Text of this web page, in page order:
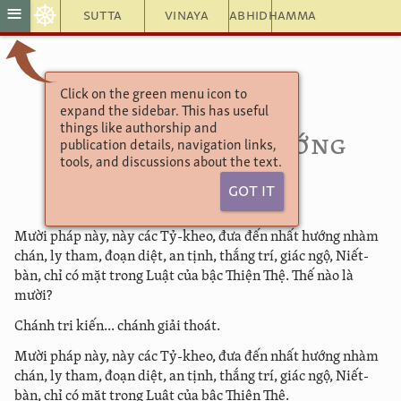
Sutta Vinaya Abhidhamma
≡ ☸
Click on the green menu icon to
expand the sidebar. This has useful
things like authorship and
publication details, navigation links,
tools, and discussions about the text.
Got It
Aṅguttara Nikāya
XIII. Phẩm Thanh Tịnh
(V) (127) Nhất Hướng
Nhàm Chán
Mười pháp này, này các Tỷ-kheo, đưa đến nhất hướng nhàm
chán, ly tham, đoạn diệt, an tịnh, thắng trí, giác ngộ, Niết-
bàn, chỉ có mặt trong Luật của bậc Thiện Thệ. Thế nào là
mười?
Chánh tri kiến... chánh giải thoát.
Mười pháp này, này các Tỷ-kheo, đưa đến nhất hướng nhàm
chán, ly tham, đoạn diệt, an tịnh, thắng trí, giác ngộ, Niết-
bàn, chỉ có mặt trong Luật của bậc Thiện Thệ.